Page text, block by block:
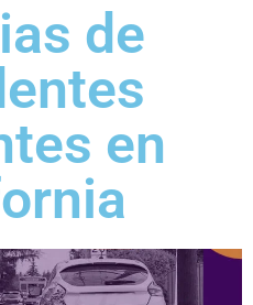
de
en